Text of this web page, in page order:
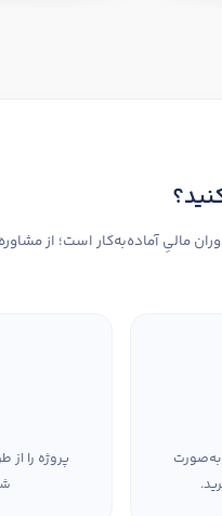
مالیِ آماده‌به‌کار است؛ از مشاوره
به‌صورت
پروژه را